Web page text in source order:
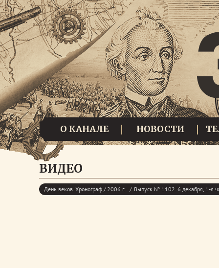
О КАНАЛЕ НОВОСТИ
ВИДЕО
День веков. Хронограф / 2006 г. Выпуск № 1102. 6 декабря, 1-я